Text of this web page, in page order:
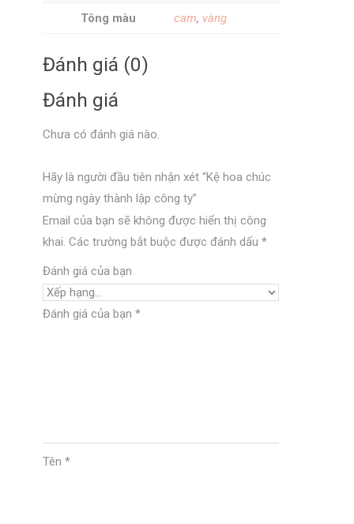
Tông màu cam, vàng
Đánh giá (0)
Đánh giá
Chưa có đánh giá nào.
Hãy là người đầu tiên nhận xét “Kệ hoa chúc
mừng ngày thành lập công ty”
Email của bạn sẽ không được hiển thị công
khai. Các trường bắt buộc được đánh dấu *
Đánh giá của bạn
Đánh giá của bạn *
Tên *